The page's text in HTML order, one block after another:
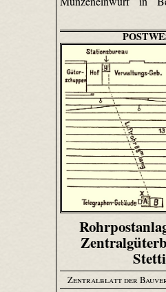
Zentralblatt der